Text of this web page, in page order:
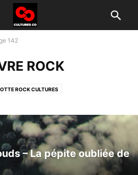
142
ROCK
ROCK CULTURES
– La pépite oubliée de